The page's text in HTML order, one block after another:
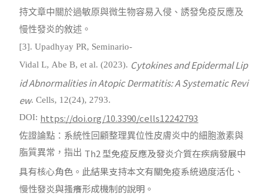
持文章中關於過敏原與微生物容易入侵、誘發免疫反應及
慢性發炎的敘述。
[3]. Upadhyay PR, Seminario-
Vidal L, Abe B, et al. (2023). Cytokines and Epidermal Lip
id Abnormalities in Atopic Dermatitis: A Systematic Revi
ew. Cells, 12(24), 2793.
DOI: https://doi.org/10.3390/cells12242793
佐證論點：系統性回顧整理異位性皮膚炎中的細胞激素與
脂質異常，指出 Th2 型免疫反應及發炎介質在疾病發展中
具有核心角色。此結果支持本文有關免疫系統過度活化、
慢性發炎與搔癢形成機制的說明。